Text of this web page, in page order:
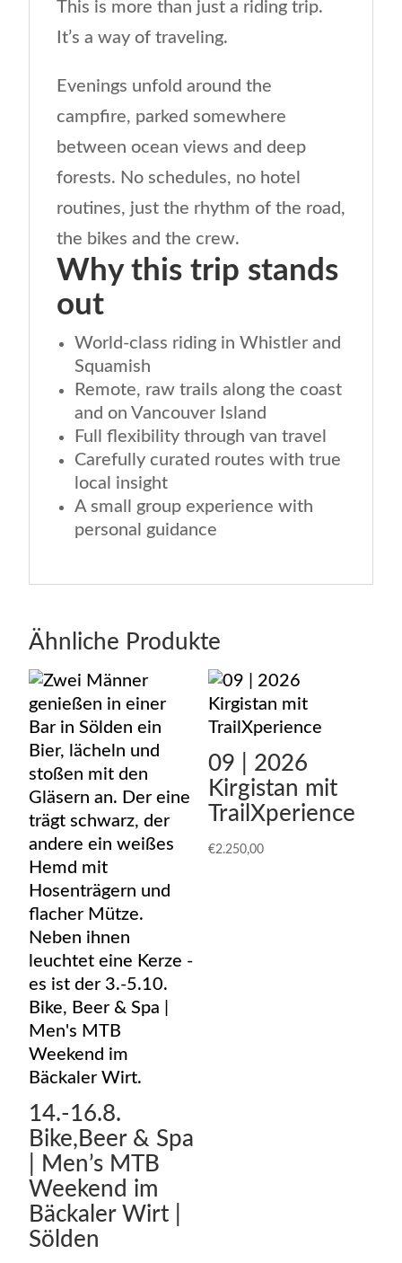
This is more than just a riding trip.
It’s a way of traveling.
Evenings unfold around the
campfire, parked somewhere
between ocean views and deep
forests. No schedules, no hotel
routines, just the rhythm of the road,
the bikes and the crew.
Why this trip stands
out
World-class riding in Whistler and
Squamish
Remote, raw trails along the coast
and on Vancouver Island
Full flexibility through van travel
Carefully curated routes with true
local insight
A small group experience with
personal guidance
Ähnliche Produkte
14.-16.8.
Bike,Beer & Spa
| Men’s MTB
Weekend im
Bäckaler Wirt |
Sölden
09 | 2026
Kirgistan mit
TrailXperience
€2.250,00